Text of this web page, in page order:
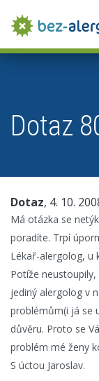
Dotaz
Dotaz, 4. 10.
Má otázka se
poradíte. Trpí
Lékař-alergolog, u
Potíže
jediný alergolog v
problémům(i já se
důvěru. Proto se
problém mé ženy
S úctou Jaroslav.